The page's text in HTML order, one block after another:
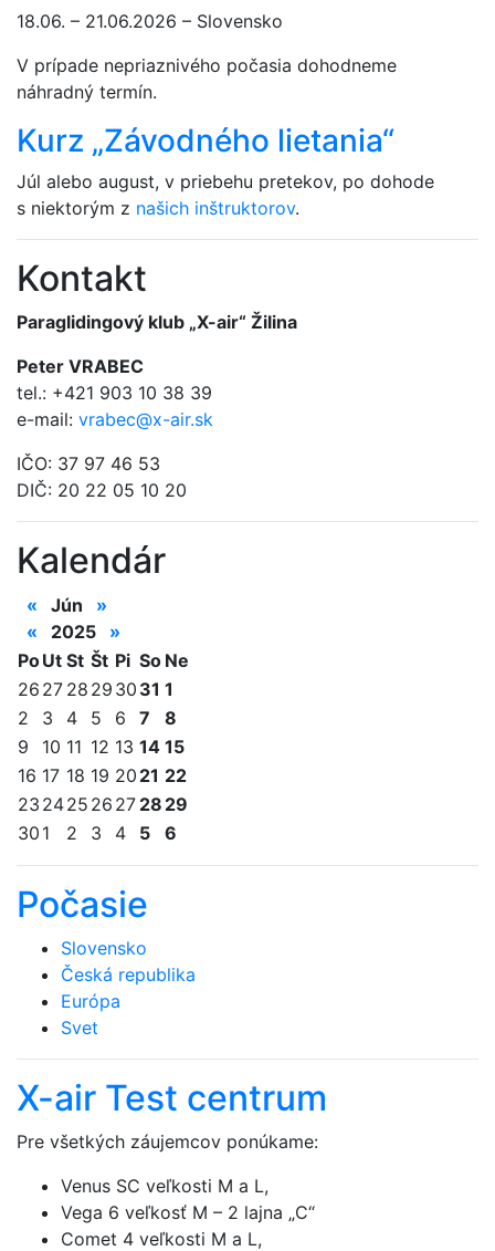
18.06. – 21.06.2026 – Slovensko
V prípade nepriaznivého počasia dohodneme
náhradný termín.
Kurz „Závodného lietania“
Júl alebo august, v priebehu pretekov, po dohode
s niektorým z našich inštruktorov.
Kontakt
Paraglidingový klub „X-air“ Žilina
Peter VRABEC
tel.: +421 903 10 38 39
e-mail: vrabec@x-air.sk
IČO: 37 97 46 53
DIČ: 20 22 05 10 20
Kalendár
« Jún
»
«
2025
»
PoUt St Št Pi So Ne
26 27 28 29 30 31 1
2
3 4 5 6 7
8
9
10 11 12 13 14 15
16 17 18 19 20 21 22
23 2425 26 27 28 29
30 1 2 3 4 5 6
Počasie
Slovensko
Česká republika
Európa
Svet
X-air Test centrum
Pre všetkých záujemcov ponúkame:
Venus SC veľkosti M a L,
Vega 6 veľkosť M – 2 lajna „C“
Comet 4 veľkosti M a L,